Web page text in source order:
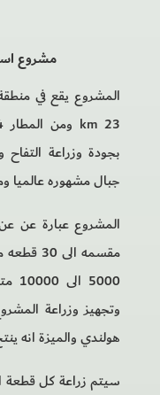
مشروع
المشروع يقع في
بجودة وزراعة
جبال مشهوره عالميا
مقسمه
وتجهيز وزراعة
هولندي والميزة انه